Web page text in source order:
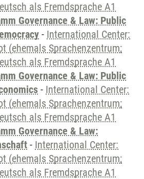
als Fremdsprache A1
Governance & Law: Public
- International Center:
(ehemals Sprachenzentrum;
als Fremdsprache A1
Governance & Law: Public
- International Center:
(ehemals Sprachenzentrum;
als Fremdsprache A1
Governance & Law:
- International Center:
(ehemals Sprachenzentrum;
als Fremdsprache A1